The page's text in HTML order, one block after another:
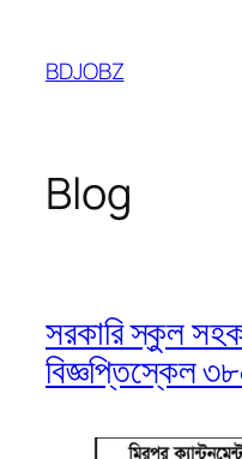
content
BDJOBZ
Blog
সরকারি স্কুল
বিজ্ঞপ্তিস্কেল